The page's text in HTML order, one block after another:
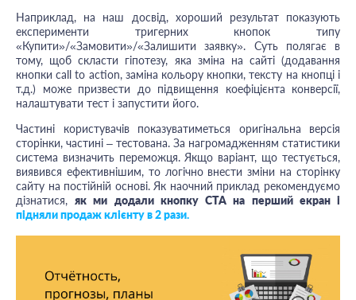
Наприклад, на наш досвід, хороший результат показують
експерименти тригерних кнопок типу
«Купити»/«Замовити»/«Залишити заявку». Суть полягає в
тому, щоб скласти гіпотезу, яка зміна на сайті (додавання
кнопки call to action, заміна кольору кнопки, тексту на кнопці і
т.д.) може призвести до підвищення коефіцієнта конверсії,
налаштувати тест і запустити його.
Частині користувачів показуватиметься оригінальна версія
сторінки, частині – тестована. За нагромадженням статистики
система визначить переможця. Якщо варіант, що тестується,
виявився ефективнішим, то логічно внести зміни на сторінку
сайту на постійній основі. Як наочний приклад рекомендуємо
дізнатися,як ми додали кнопку СТА на перший екран і
підняли продаж клієнту в 2 рази.